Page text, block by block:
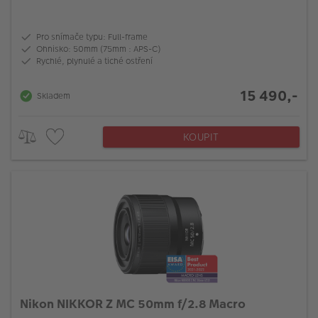
Pro snímače typu: Full-frame
Ohnisko: 50mm (75mm : APS-C)
Rychlé, plynulé a tiché ostření
Skladem 15 490,-
KOUPIT
Nikon NIKKOR Z MC 50mm f/2.8 Macro